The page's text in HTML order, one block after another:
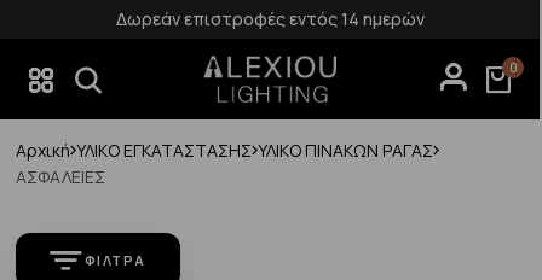
Δωρεάν επιστροφές εντός 14 ημερών
0
Αρχική ΥΛΙΚΟ ΕΓΚΑΤΑΣΤΑΣΗΣ ΥΛΙΚΟ ΠΙΝΑΚΩΝ ΡΑΓΑΣ
ΑΣΦΑΛΕΙΕΣ
ΦΊΛΤΡΑ